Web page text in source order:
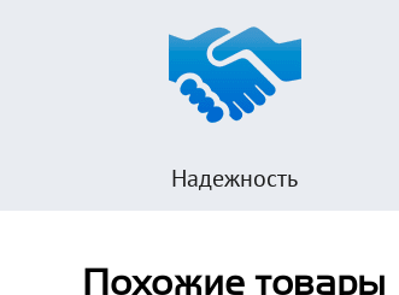
Надежность
Похожие товары